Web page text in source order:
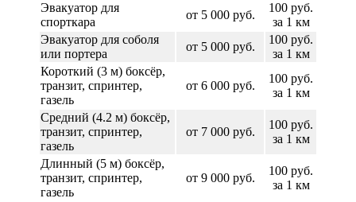
Эвакуатор для
спорткара
от 5 000 руб.
100 руб.
за 1 км
Эвакуатор для соболя
или портера
от 5 000 руб.
100 руб.
за 1 км
Короткий (3 м) боксёр,
транзит, спринтер,
газель
от 6 000 руб.
100 руб.
за 1 км
Средний (4.2 м) боксёр,
транзит, спринтер,
газель
от 7 000 руб.
100 руб.
за 1 км
Длинный (5 м) боксёр,
транзит, спринтер,
газель
от 9 000 руб.
100 руб.
за 1 км